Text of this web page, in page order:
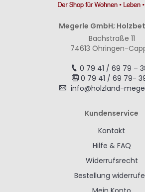
Megerle GmbH;
Bachstraße 11
74613 Öhringen-
0 79 41 / 69 79 –
0 79 41 / 69 79-
info@holzland-
Kundenservice
Kontakt
Hilfe & FAQ
Widerrufsrecht
Bestellung